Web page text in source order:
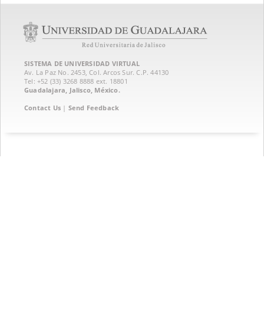
SISTEMA DE UNIVERSIDAD VIRTUAL
Av. La Paz No. 2453, Col. Arcos Sur. C.P. 44130
Tel: +52 (33) 3268 8888‏ ext. 18801
Guadalajara, Jalisco, México.
Contact Us | Send Feedback